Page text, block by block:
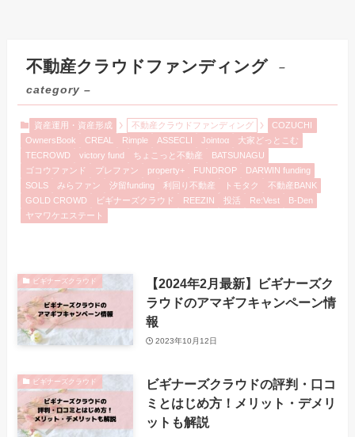
不動産クラウドファンディング
–
category –
資産運用・資産形成 不動産クラウドファンディング
COZUCHI
OwnersBook
CREAL Rimple ASSECLI Jointoα
大家どっとこむ
TECROWD
victory fund ちょこっと不動産
BATSUNAGU
ゴコウファンド
プレファン property+ FUNDROP
DARWIN funding
SOLS
みらファン 汐留funding 利回り不動産 トモタク
不動産BANK
GOLD CROWD
ビギナーズクラウド REEZIN 投活 Re:Vest
B-Den
ヤマワケエステート
ビギナーズクラウド
【2024年2月最新】ビギナーズク
ラウドのアマギフキャンペーン情
報
2023年10月12日
ビギナーズクラウド
ビギナーズクラウドの評判・口コ
ミとはじめ方！メリット・デメリ
ットも解説